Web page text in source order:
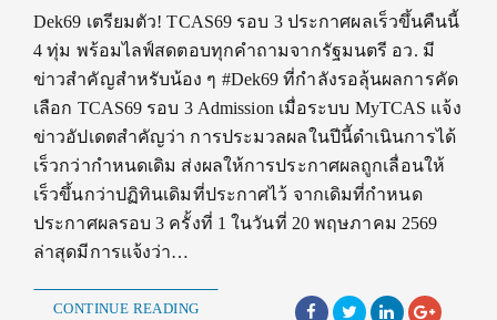
Dek69 เตรียมตัว! TCAS69 รอบ 3 ประกาศผลเร็วขึ้นคืนนี้
4 ทุ่ม พร้อมไลฟ์สดตอบทุกคำถามจากรัฐมนตรี อว. มี
ข่าวสำคัญสำหรับน้อง ๆ #Dek69 ที่กำลังรอลุ้นผลการคัด
เลือก TCAS69 รอบ 3 Admission เมื่อระบบ MyTCAS แจ้ง
ข่าวอัปเดตสำคัญว่า การประมวลผลในปีนี้ดำเนินการได้
เร็วกว่ากำหนดเดิม ส่งผลให้การประกาศผลถูกเลื่อนให้
เร็วขึ้นกว่าปฏิทินเดิมที่ประกาศไว้ จากเดิมที่กำหนด
ประกาศผลรอบ 3 ครั้งที่ 1 ในวันที่ 20 พฤษภาคม 2569
ล่าสุดมีการแจ้งว่า…
CONTINUE READING